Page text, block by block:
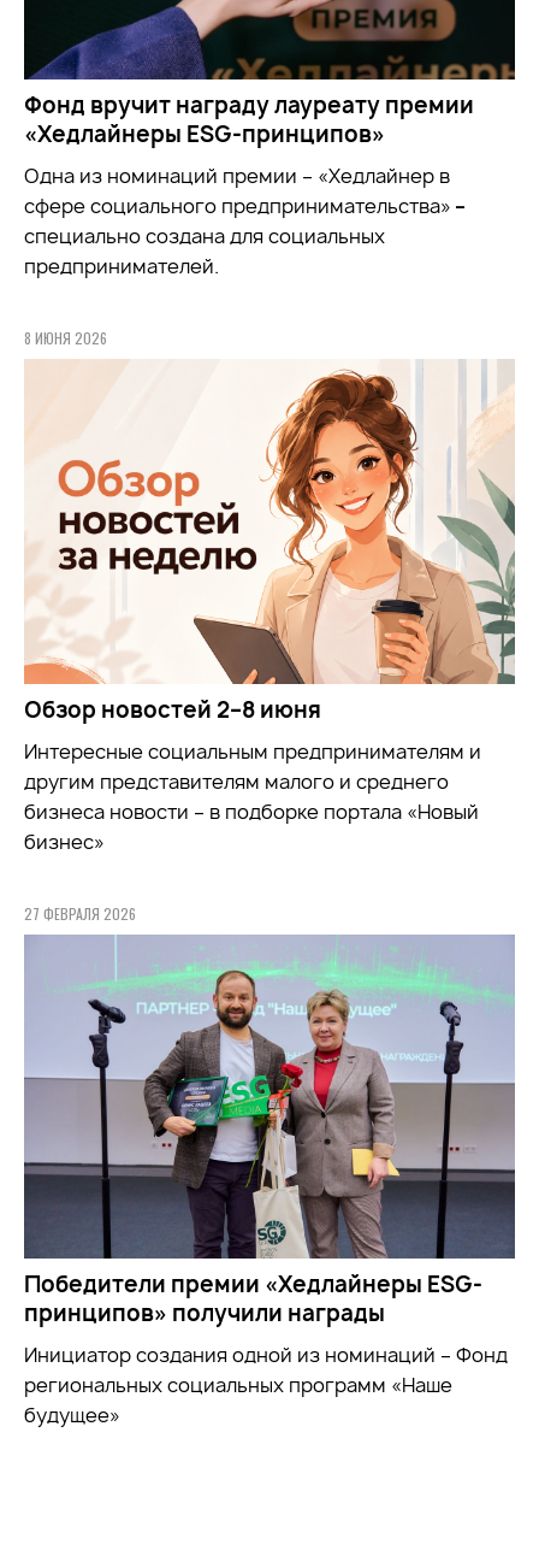
Фонд вручит награду лауреату премии
«Хедлайнеры ESG-принципов»
Одна из номинаций премии – «Хедлайнер в
сфере социального предпринимательства» –
специально создана для социальных
предпринимателей.
8 ИЮНЯ 2026
Обзор новостей 2–8 июня
Интересные социальным предпринимателям и
другим представителям малого и среднего
бизнеса новости – в подборке портала «Новый
бизнес»
27 ФЕВРАЛЯ 2026
Победители премии «Хедлайнеры ESG-
принципов» получили награды
Инициатор создания одной из номинаций – Фонд
региональных социальных программ «Наше
будущее»